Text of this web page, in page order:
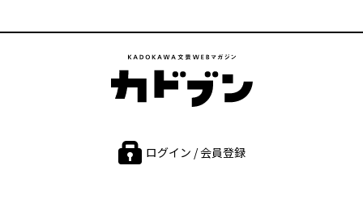
ログイン / 会員登録